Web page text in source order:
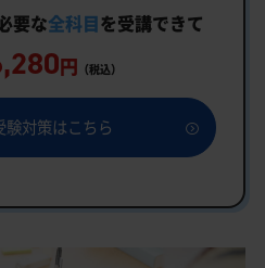
ついてお気軽にご相談くださ
のオンライン家庭教師「いつ
ご用意
要な全科目を受講できて
円 （税込）
験対策はこちら